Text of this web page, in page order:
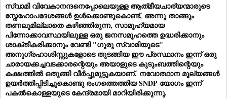
സ്വാമി വിവേകാനന്ദനെപ്പോലെയുള്ള ആത്‌മീയചാര്യന്മാരുടെ
സ്നേഹോപദേശങ്ങൾ ഉൾക്കൊണ്ടുകൊണ്ട്, അന്നുതാങ്ങും
തണലുമില്ലാതെ കഴിഞ്ഞിരുന്ന, സാമൂഹ്യമായ
പിന്നോക്കാവസ്ഥയിലുള്ള ഒരു ജനസമൂഹത്തെ ഉദ്ധരിക്കാനും
ശാക്തീകരിക്കാനും വേണ്ടി "ഗുരു സ്വാമിയുടെ"
അനുഗ്രഹാശിസ്സുകളോടെ തുടങ്ങിയ ഈ പ്രസ്ഥാനം ഇന്ന് ഒരു
ചാരായക്കച്ചവടക്കാരന്റെയും അയാളുടെ കുടുംബത്തിന്റെയും
കക്ഷത്തിൽ ഒതുങ്ങി വീർപ്പുമുട്ടുകയാണ്. നവോത്ഥാന മൂല്യങ്ങൾ
ഉയർത്തിപ്പിടിച്ചുകൊണ്ടു രംഗത്തെത്തിയ SNDP യോഗം ഇന്ന്
പകൽകൊള്ളയുടെ കേന്ദ്രമായി മാറിയിരിക്കുന്നു.